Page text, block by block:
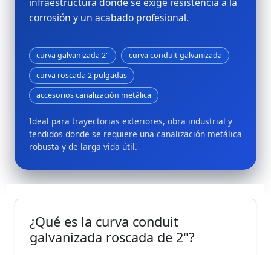
infraestructura donde se exige resistencia a la
corrosión y un acabado profesional.
curva galvanizada 2"
curva conduit galvanizada
curva roscada 2 pulgadas
accesorios canalización metálica
Ideal para trayectorias exteriores, obra industrial y
tendidos donde se requiere una canalización metálica
robusta y de larga vida útil.
¿Qué es la curva conduit
galvanizada roscada de 2"?